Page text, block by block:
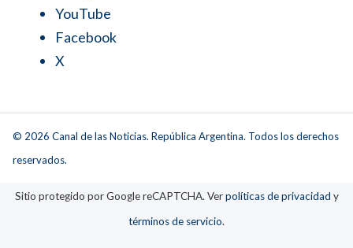
YouTube
Facebook
X
© 2026 Canal de las Noticias. República Argentina. Todos los derechos
reservados.
Sitio protegido por Google reCAPTCHA. Verpolíticas de privacidad y
términos de servicio.